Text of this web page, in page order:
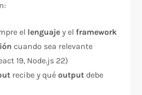
el lenguaje y elframework
cuando sea relevante
19, Node.js 22)
recibe y quéoutput debe